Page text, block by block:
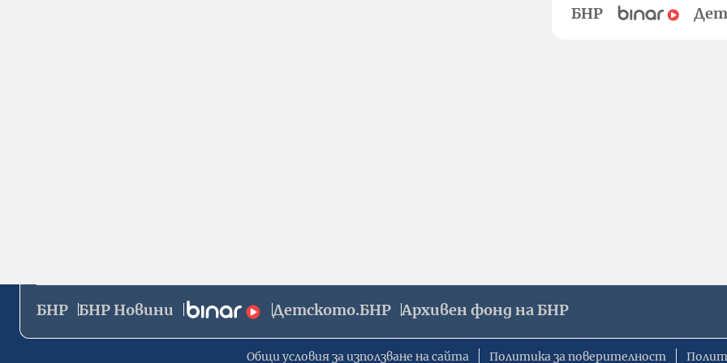
БНР
БНР БНР Новини Детското.БНР Архивен фонд на БНР
Общи условия за използване на сайта Политика за поверителност